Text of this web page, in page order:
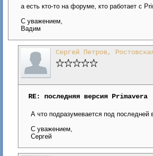
а есть кто-то на форуме, кто работает с
С уважением,
Вадим
Сергей Петров,
RE: последняя версия Primavera
А что подразумевается под
С уважением,
Сергей